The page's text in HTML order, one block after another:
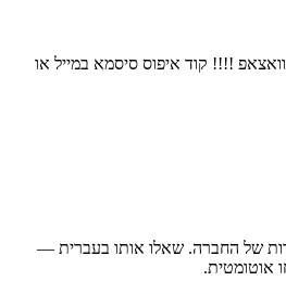
!!!! קוד איפוס סיסמא במייל או
של החברה. שאלו אותו בעברית —
אוטומטית.